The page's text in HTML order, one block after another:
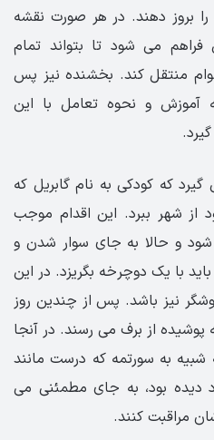
بروز دهند. در هر صورت نقشه
فراهم می شود تا بتواند تمام
منتقل کند. بخشنده نیز پس
و نحوه تعامل با این
که کودکی به نام گابریل که
از شهر ببرد. این اقدام موجب
شود و حالا به جای سوار شدن و
با یک دوچرخه بگریزد. در این
نیز باشد. پس از چندین روز
پوشیده از برف می رسند. در آنجا
شبیه به سورتمه که درست مانند
دیده بود، به جای مطمئنی می
مراقبت کنند.